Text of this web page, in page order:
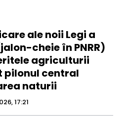
ale noii Legi a
cheie în PNRR)
agriculturii
pilonul central
naturii
17:21